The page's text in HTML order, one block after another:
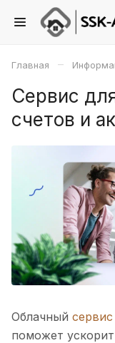
Главная –
Сервис
счетов и
Облачный
поможет